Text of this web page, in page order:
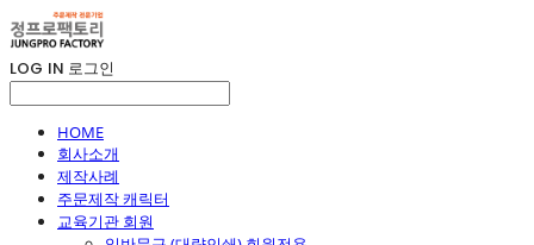
LOG IN 로그인
HOME
회사소개
제작사례
주문제작 캐릭터
교육기관 회원